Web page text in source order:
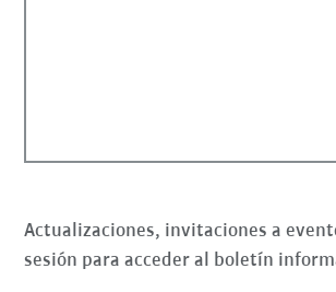
Actualizaciones, invitaciones a
sesión para acceder al boletín